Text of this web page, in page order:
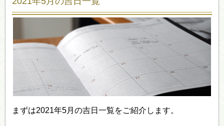
まずは2021年5月の吉日一覧をご紹介します。